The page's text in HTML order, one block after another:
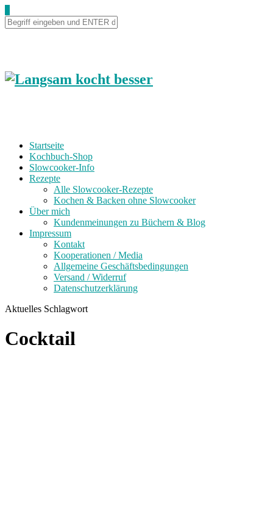
Startseite
Kochbuch-Shop
Slowcooker-Info
Rezepte
Alle Slowcooker-Rezepte
Kochen & Backen ohne Slowcooker
Über mich
Kundenmeinungen zu Büchern & Blog
Impressum
Kontakt
Kooperationen / Media
Allgemeine Geschäftsbedingungen
Versand / Widerruf
Datenschutzerklärung
Aktuelles Schlagwort
Cocktail